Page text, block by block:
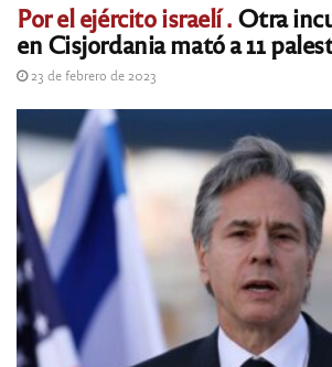
Por el ejército israelí . Otra
en Cisjordania mató a 11
23 de febrero de 2023